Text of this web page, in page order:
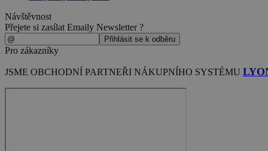
Návštěvnost
Přejete si zasílat Emaily Newsletter ?
Pro zákazníky
JSME OBCHODNÍ PARTNEŘI NÁKUPNÍHO SYSTÉMU